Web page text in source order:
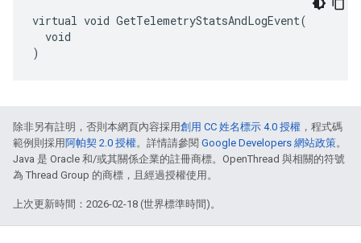
virtual void GetTelemetryStatsAndLogEvent(
  void
)
除非另有註明，否則本網頁內容採用創用 CC 姓名標示 4.0 授權 ，程式碼
範例則採用 阿帕契 2.0 授權。詳情請參閱 Google Developers 網站政策。
Java 是 Oracle 和/或其關係企業的註冊商標。OpenThread 與相關的符號
為 Thread Group 的商標，且經過授權使用。
上次更新時間：2026-02-18 (世界標準時間)。